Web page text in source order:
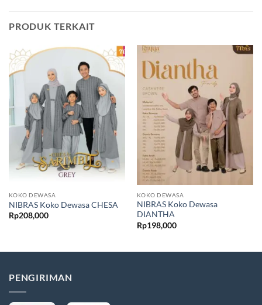
PRODUK TERKAIT
KOKO DEWASA
NIBRAS Koko Dewasa CHESA
Rp208,000
KOKO DEWASA
NIBRAS Koko Dewasa
DIANTHA
Rp198,000
PENGIRIMAN